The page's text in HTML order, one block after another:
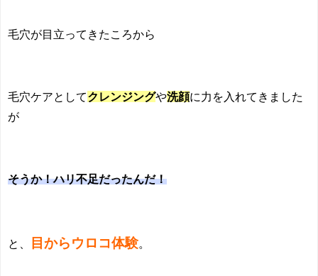
毛穴が目立ってきたころから
毛穴ケアとしてクレンジングや洗顔に力を入れてきました
が
そうか！ハリ不足だったんだ！
と、 目からウロコ体験。